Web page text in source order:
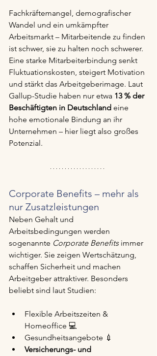
Fachkräftemangel, demografischer
Wandel und ein umkämpfter
Arbeitsmarkt – Mitarbeitende zu finden
ist schwer, sie zu halten noch schwerer.
Eine starke Mitarbeiterbindung senkt
Fluktuationskosten, steigert Motivation
und stärkt das Arbeitgeberimage. Laut
Gallup-Studie haben nur etwa 13 % der
Beschäftigten in Deutschland eine
hohe emotionale Bindung an ihr
Unternehmen – hier liegt also großes
Potenzial.
Corporate Benefits – mehr als
nur Zusatzleistungen
Neben Gehalt und
Arbeitsbedingungen werden
sogenannte Corporate Benefits immer
wichtiger. Sie zeigen Wertschätzung,
schaffen Sicherheit und machen
Arbeitgeber attraktiver. Besonders
beliebt sind laut Studien:
Flexible Arbeitszeiten &
Homeoffice 💻
Gesundheitsangebote 💉
Versicherungs- und